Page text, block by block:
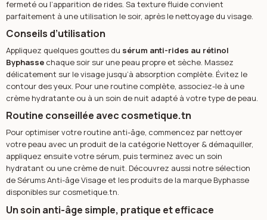
fermeté ou l’apparition de rides. Sa texture fluide convient
parfaitement à une utilisation le soir, après le nettoyage du visage.
Conseils d’utilisation
Appliquez quelques gouttes du sérum anti-rides au rétinol
Byphassechaque soir sur une peau propre et sèche. Massez
délicatement sur le visage jusqu’à absorption complète. Évitez le
contour des yeux. Pour une routine complète, associez-le à une
crème hydratante ou à un soin de nuit adapté à votre type de peau.
Routine conseillée avec cosmetique.tn
Pour optimiser votre routine anti-âge, commencez par nettoyer
votre peau avec un produit de la catégorie Nettoyer & démaquiller,
appliquez ensuite votre sérum, puis terminez avec un soin
hydratant ou une crème de nuit. Découvrez aussi notre sélection
deSérums Anti-âge Visageet les produits de la marque Byphasse
disponibles sur cosmetique.tn.
Un soin anti-âge simple, pratique et efficace